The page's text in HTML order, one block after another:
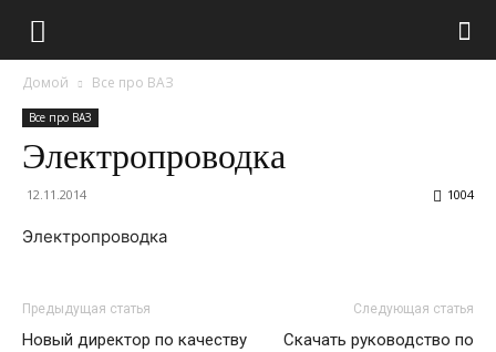
Домой Все про ВАЗ
Все про ВАЗ
Электропроводка
12.11.2014 1004
Электропроводка
Предыдущая статья
Новый директор по качеству
Следующая статья
Скачать руководство по